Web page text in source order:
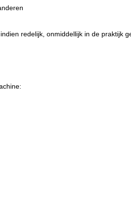
redelijk, onmiddellijk in de praktijk